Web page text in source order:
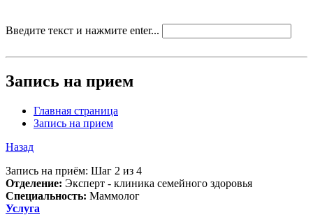
Введите текст и нажмите enter...
Запись на прием
Главная страница
Запись на прием
Назад
Запись на приём: Шаг 2 из 4
Отделение: Эксперт - клиника семейного здоровья
Специальность: Маммолог
Услуга